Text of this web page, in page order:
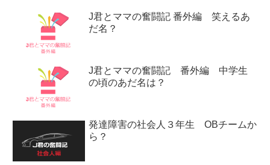
J君とママの奮闘記 番外編 笑えるあ
だ名？
J君とママの奮闘記 番外編 中学生
の頃のあだ名は？
発達障害の社会人３年生 OBチームか
ら？